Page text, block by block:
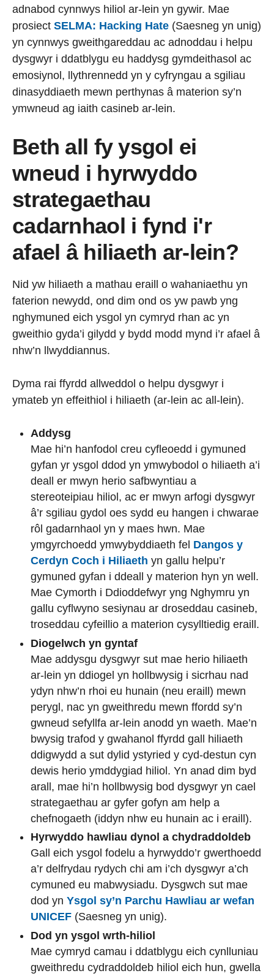
adnabod cynnwys hiliol ar-lein yn gywir. Mae
prosiect SELMA: Hacking Hate (Saesneg yn unig)
yn cynnwys gweithgareddau ac adnoddau i helpu
dysgwyr i ddatblygu eu haddysg gymdeithasol ac
emosiynol, llythrennedd yn y cyfryngau a sgiliau
dinasyddiaeth mewn perthynas â materion sy’n
ymwneud ag iaith casineb ar-lein.
Beth all fy ysgol ei
wneud i hyrwyddo
strategaethau
cadarnhaol i fynd i'r
afael â hiliaeth ar-lein?
Nid yw hiliaeth a mathau eraill o wahaniaethu yn
faterion newydd, ond dim ond os yw pawb yng
nghymuned eich ysgol yn cymryd rhan ac yn
gweithio gyda’i gilydd y bydd modd mynd i’r afael â
nhw’n llwyddiannus.
Dyma rai ffyrdd allweddol o helpu dysgwyr i
ymateb yn effeithiol i hiliaeth (ar-lein ac all-lein).
Addysg
Mae hi’n hanfodol creu cyfleoedd i gymuned
gyfan yr ysgol ddod yn ymwybodol o hiliaeth a’i
deall er mwyn herio safbwyntiau a
stereoteipiau hiliol, ac er mwyn arfogi dysgwyr
â’r sgiliau gydol oes sydd eu hangen i chwarae
rôl gadarnhaol yn y maes hwn. Mae
ymgyrchoedd ymwybyddiaeth fel Dangos y
Cerdyn Coch i Hiliaeth yn gallu helpu’r
gymuned gyfan i ddeall y materion hyn yn well.
Mae Cymorth i Ddioddefwyr yng Nghymru yn
gallu cyflwyno sesiynau ar droseddau casineb,
troseddau cyfeillio a materion cysylltiedig eraill.
Diogelwch yn gyntaf
Mae addysgu dysgwyr sut mae herio hiliaeth
ar-lein yn ddiogel yn hollbwysig i sicrhau nad
ydyn nhw’n rhoi eu hunain (neu eraill) mewn
perygl, nac yn gweithredu mewn ffordd sy’n
gwneud sefyllfa ar-lein anodd yn waeth. Mae’n
bwysig trafod y gwahanol ffyrdd gall hiliaeth
ddigwydd a sut dylid ystyried y cyd-destun cyn
dewis herio ymddygiad hiliol. Yn anad dim byd
arall, mae hi’n hollbwysig bod dysgwyr yn cael
strategaethau ar gyfer gofyn am help a
chefnogaeth (iddyn nhw eu hunain ac i eraill).
Hyrwyddo hawliau dynol a chydraddoldeb
Gall eich ysgol fodelu a hyrwyddo’r gwerthoedd
a’r delfrydau rydych chi am i’ch dysgwyr a’ch
cymuned eu mabwysiadu. Dysgwch sut mae
dod yn Ysgol sy’n Parchu Hawliau ar wefan
UNICEF (Saesneg yn unig).
Dod yn ysgol wrth-hiliol
Mae cymryd camau i ddatblygu eich cynlluniau
gweithredu cydraddoldeb hiliol eich hun, gwella